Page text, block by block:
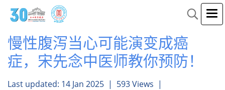
慢性腹泻当心可能演变成癌
症，宋先念中医师教你预防！
Last updated: 14 Jan 2025 | 593 Views |